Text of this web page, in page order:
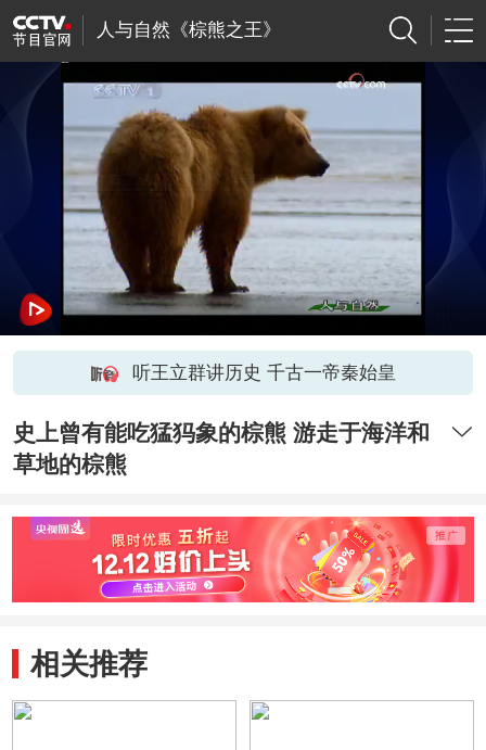
人与自然《棕熊之王》
听王立群讲历史 千古一帝秦始皇
史上曾有能吃猛犸象的棕熊 游走于海洋和
草地的棕熊
相关推荐